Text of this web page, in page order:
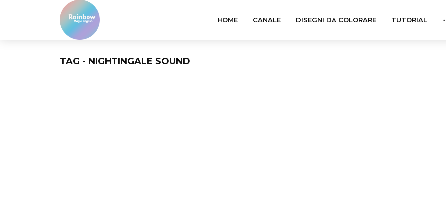
HOME CANALE DISEGNI DA COLORARE TUTORIAL ···
TAG - NIGHTINGALE SOUND